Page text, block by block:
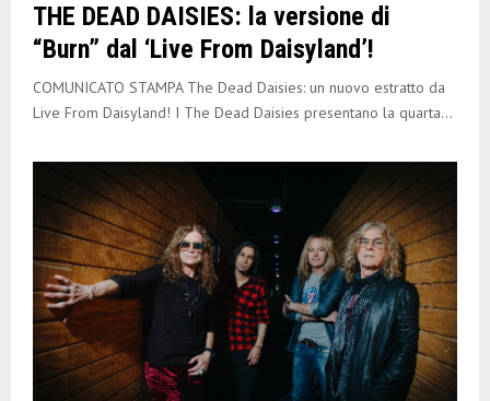
THE DEAD DAISIES: la versione di
“Burn” dal ‘Live From Daisyland’!
COMUNICATO STAMPA The Dead Daisies: un nuovo estratto da
Live From Daisyland! I The Dead Daisies presentano la quarta...